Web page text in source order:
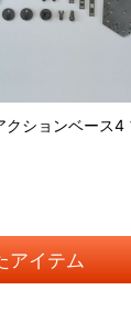
ションベース4
アイテム